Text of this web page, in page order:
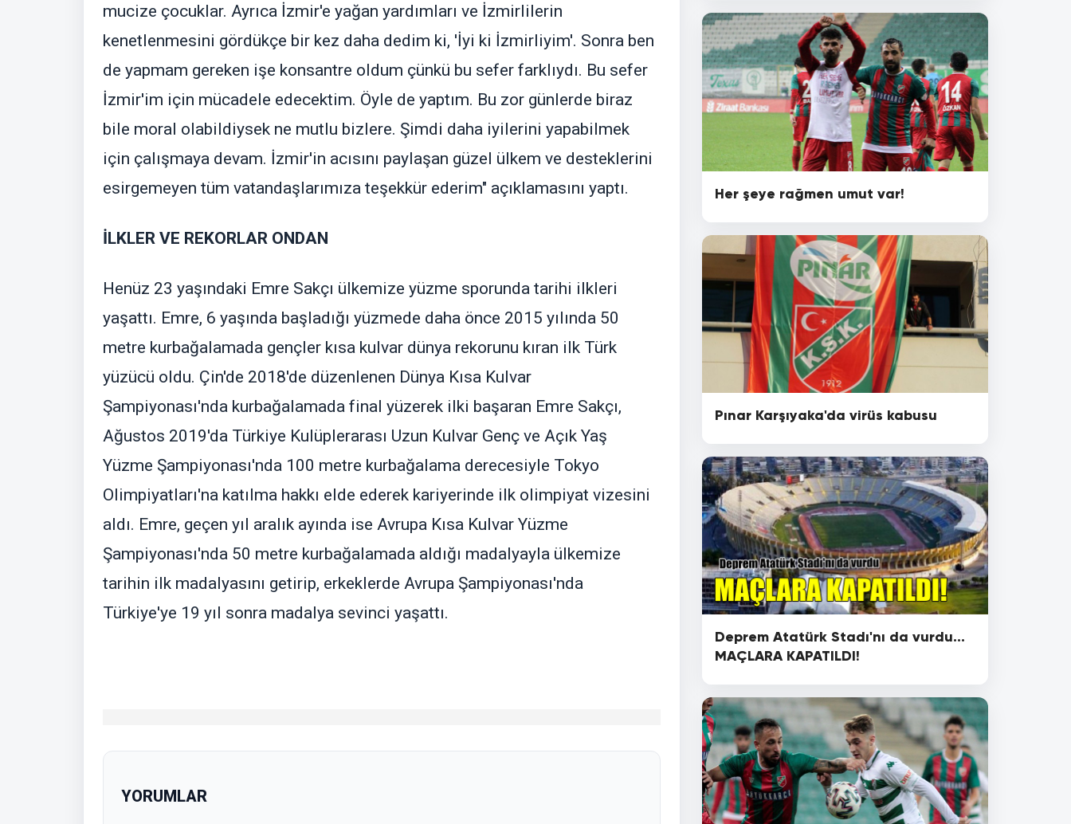
mucize çocuklar. Ayrıca İzmir'e yağan yardımları ve İzmirlilerin
kenetlenmesini gördükçe bir kez daha dedim ki, 'İyi ki İzmirliyim'. Sonra ben
de yapmam gereken işe konsantre oldum çünkü bu sefer farklıydı. Bu sefer
İzmir'im için mücadele edecektim. Öyle de yaptım. Bu zor günlerde biraz
bile moral olabildiysek ne mutlu bizlere. Şimdi daha iyilerini yapabilmek
için çalışmaya devam. İzmir'in acısını paylaşan güzel ülkem ve desteklerini
esirgemeyen tüm vatandaşlarımıza teşekkür ederim" açıklamasını yaptı.
İLKLER VE REKORLAR ONDAN
Henüz 23 yaşındaki Emre Sakçı ülkemize yüzme sporunda tarihi ilkleri
yaşattı. Emre, 6 yaşında başladığı yüzmede daha önce 2015 yılında 50
metre kurbağalamada gençler kısa kulvar dünya rekorunu kıran ilk Türk
yüzücü oldu. Çin'de 2018'de düzenlenen Dünya Kısa Kulvar
Şampiyonası'nda kurbağalamada final yüzerek ilki başaran Emre Sakçı,
Ağustos 2019'da Türkiye Kulüplerarası Uzun Kulvar Genç ve Açık Yaş
Yüzme Şampiyonası'nda 100 metre kurbağalama derecesiyle Tokyo
Olimpiyatları'na katılma hakkı elde ederek kariyerinde ilk olimpiyat vizesini
aldı. Emre, geçen yıl aralık ayında ise Avrupa Kısa Kulvar Yüzme
Şampiyonası'nda 50 metre kurbağalamada aldığı madalyayla ülkemize
tarihin ilk madalyasını getirip, erkeklerde Avrupa Şampiyonası'nda
Türkiye'ye 19 yıl sonra madalya sevinci yaşattı.
YORUMLAR
Her şeye rağmen umut var!
Pınar Karşıyaka'da virüs kabusu
Deprem Atatürk Stadı'nı da vurdu...
MAÇLARA KAPATILDI!